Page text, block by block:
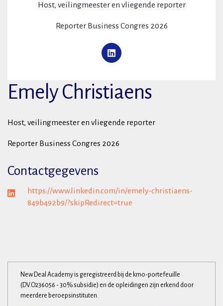
Host, veilingmeester en vliegende reporter
Reporter Business Congres 2026
Emely Christiaens
Host, veilingmeester en vliegende reporter
Reporter Business Congres 2026
Contactgegevens
https://www.linkedin.com/in/emely-christiaens-
849b492b9/?skipRedirect=true
New Deal Academy is geregistreerd bij de kmo-portefeuille
(DV.O236056 - 30% subsidie) en de opleidingen zijn erkend door
meerdere beroepsinstituten.